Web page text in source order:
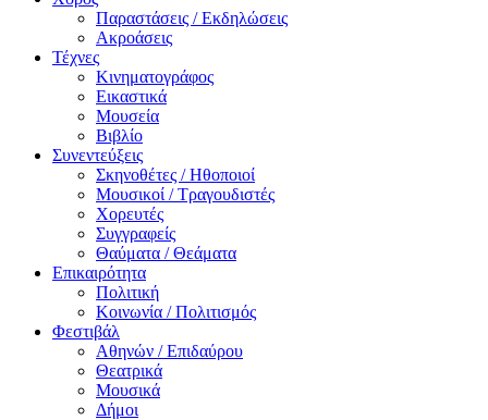
Παραστάσεις / Εκδηλώσεις
Ακροάσεις
Τέχνες
Κινηματογράφος
Εικαστικά
Μουσεία
Βιβλίο
Συνεντεύξεις
Σκηνοθέτες / Ηθοποιοί
Μουσικοί / Τραγουδιστές
Χορευτές
Συγγραφείς
Θαύματα / Θεάματα
Επικαιρότητα
Πολιτική
Κοινωνία / Πολιτισμός
Φεστιβάλ
Αθηνών / Επιδαύρου
Θεατρικά
Μουσικά
Δήμοι